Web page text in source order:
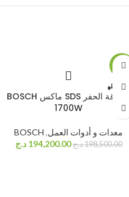
بيعت كله
مطرقة الحفر SDS ماكس BOSCH
1700W
معدات و أدوات العمل,
BOSCH
198,500.00د.ج 194,200.00 د.ج